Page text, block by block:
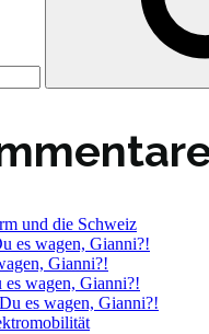
und die Schweiz
es wagen, Gianni?!
Gianni?!
wagen, Gianni?!
es wagen, Gianni?!